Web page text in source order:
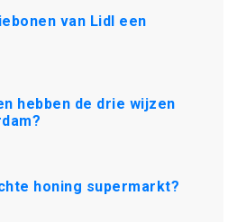
van Lidl een
hebben de drie wijzen
honing supermarkt?